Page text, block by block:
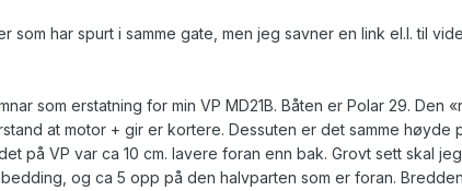
har spurt i samme gate, men jeg savner en link el.l. til
som erstatning for min VP MD21B. Båten er Polar 29. Den
at motor + gir er kortere. Dessuten er det samme høyde
på VP var ca 10 cm. lavere foran enn bak. Grovt sett skal
og ca 5 opp på den halvparten som er foran.